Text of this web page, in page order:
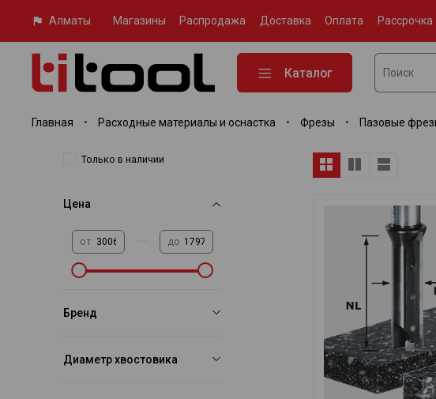
Алматы Магазины Распродажа Доставка Оплата Рассрочка
Каталог
Главная Расходные материалы и оснастка Фрезы Пазовые
Только в наличии
Цена
от до
Бренд
Диаметр хвостовика